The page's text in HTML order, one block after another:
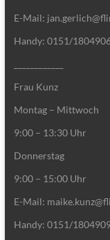
E-Mail:
Handy: 0151/
Frau Kunz
Montag – Mittwoch
9:00 – 13:30 Uhr
Donnerstag
9:00 – 15:00 Uhr
E-Mail:
Handy: 0151/